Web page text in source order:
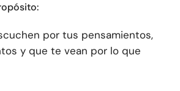
por tus pensamientos,
y que te vean por lo que